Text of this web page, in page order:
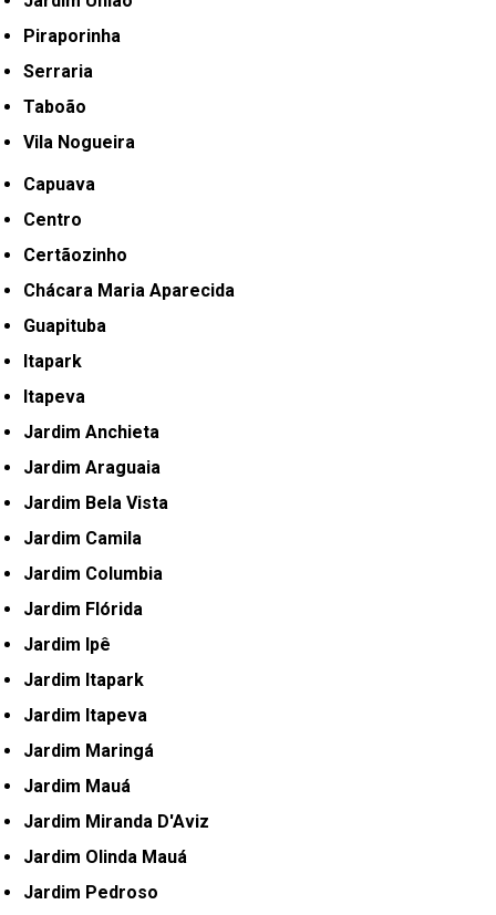
Piraporinha
Serraria
Taboão
Vila Nogueira
Capuava
Centro
Certãozinho
Chácara Maria Aparecida
Guapituba
Itapark
Itapeva
Jardim Anchieta
Jardim Araguaia
Jardim Bela Vista
Jardim Camila
Jardim Columbia
Jardim Flórida
Jardim Ipê
Jardim Itapark
Jardim Itapeva
Jardim Maringá
Jardim Mauá
Jardim Miranda D'Aviz
Jardim Olinda Mauá
Jardim Pedroso